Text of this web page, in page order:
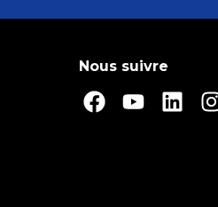
Nous suivre